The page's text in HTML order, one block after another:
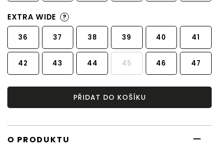
EXTRA WIDE ?
36 37 38 39 40 41
42 43 44 45 46 47
PŘIDAT DO KOŠÍKU
O PRODUKTU